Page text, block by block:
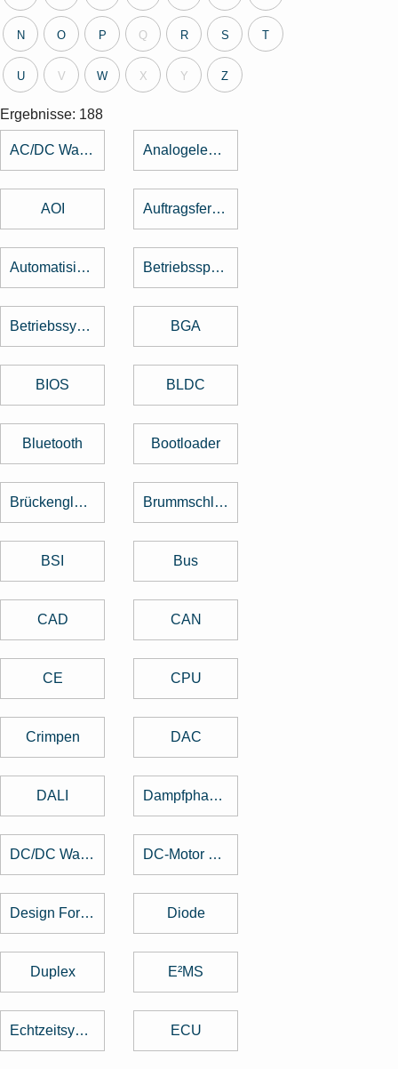
N O P Q R S T
U V W X Y Z
Ergebnisse: 188
AC/DC Wandler Analogelektronik
AOI Auftragsfertigung
Automatisierung Betriebsspannung
Betriebssystem BGA
BIOS BLDC
Bluetooth Bootloader
Brückengleichrichter Brummschleifen
BSI Bus
CAD CAN
CE CPU
Crimpen DAC
DALI Dampfphasenlöten
DC/DC Wandler DC-Motor brushed
Design For Manufacturing Diode
Duplex E²MS
Echtzeitsystem ECU